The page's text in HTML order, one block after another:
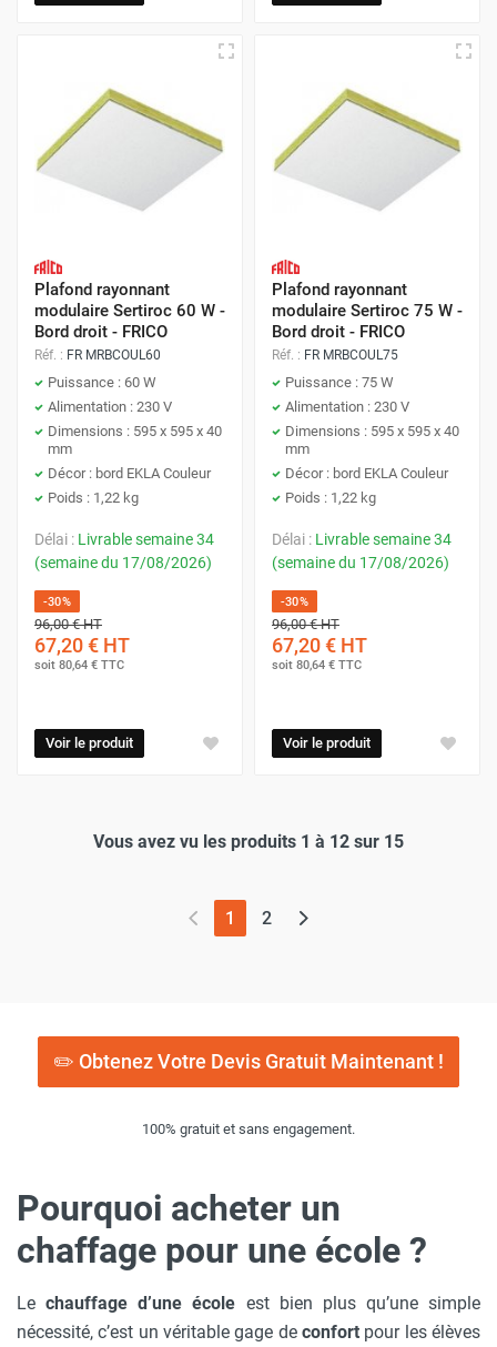
Plafond rayonnant
modulaire Sertiroc 60 W -
Bord droit - FRICO
Réf. : FR MRBCOUL60
Puissance : 60 W
Alimentation : 230 V
Dimensions : 595 x 595 x 40
mm
Décor : bord EKLA Couleur
Poids : 1,22 kg
Délai : Livrable semaine 34
(semaine du 17/08/2026)
-30%
96,00 €HT
67,20 € HT
soit 80,64 € TTC
Voir le produit
Plafond rayonnant
modulaire Sertiroc 75 W -
Bord droit - FRICO
Réf. : FR MRBCOUL75
Puissance : 75 W
Alimentation : 230 V
Dimensions : 595 x 595 x 40
mm
Décor : bord EKLA Couleur
Poids : 1,22 kg
Délai : Livrable semaine 34
(semaine du 17/08/2026)
-30%
96,00 €HT
67,20 € HT
soit 80,64 € TTC
Voir le produit
Vous avez vu les produits 1 à 12 sur 15
1 (page actuelle)
2
✏️ Obtenez Votre Devis Gratuit Maintenant !
100% gratuit et sans engagement.
Pourquoi acheter un
chaffage pour une école ?
Lechauffage d’une école est bien plus qu’une simple
nécessité, c’est un véritable gage de confort pour les élèves